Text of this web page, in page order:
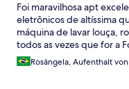
Foi maravilhosa apt
eletrônicos de altíssima
máquina de lavar louça,
todos as vezes que for a
Rosângela, Aufenthalt